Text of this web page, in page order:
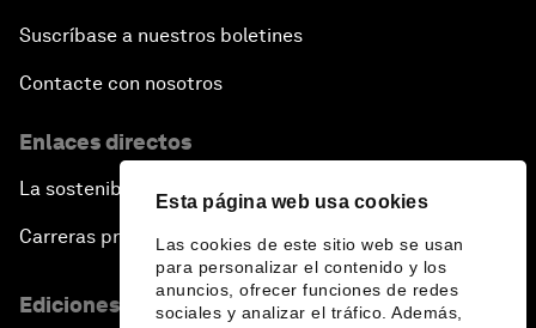
Esta página web usa cookies
Las cookies de este sitio web se usan
para personalizar el contenido y los
anuncios, ofrecer funciones de redes
sociales y analizar el tráfico. Además,
Suscríbase a nuestros boletines
Contacte con nosotros
Enlaces directos
La sostenibilidad en el Foro
Carreras profesionales
Ediciones en otros idiomas